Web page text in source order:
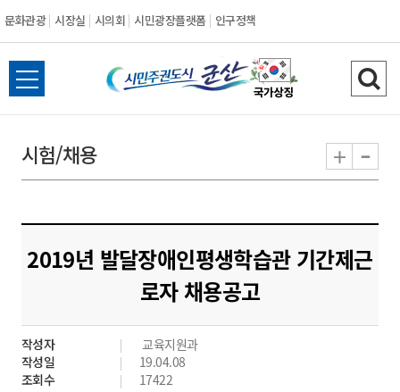
문화관광 시장실 시의회 시민광장플랫폼 인구정책
시
민
도
시
군
산
전
체
뉴
열
검
색
기
시험/채용 + -
2019년 발달장애인평생학습관 기간제근
로자 채용공고
작성자
교육지원과
작성일
19.04.08
조회수
17422